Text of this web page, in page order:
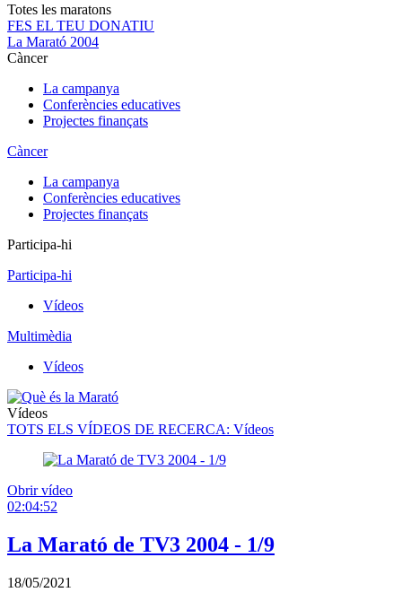
Totes les maratons
FES EL TEU DONATIU
La Marató 2004
Càncer
La campanya
Conferències educatives
Projectes finançats
Càncer
La campanya
Conferències educatives
Projectes finançats
Participa-hi
Participa-hi
Vídeos
Multimèdia
Vídeos
Vídeos
TOTS ELS VÍDEOS DE RECERCA: Vídeos
Obrir vídeo
02:04:52
La Marató de TV3 2004 - 1/9
18/05/2021